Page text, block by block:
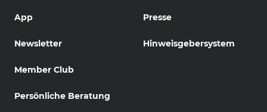
App
Newsletter
Member Club
Persönliche Beratung
Presse
Hinweisgebersystem